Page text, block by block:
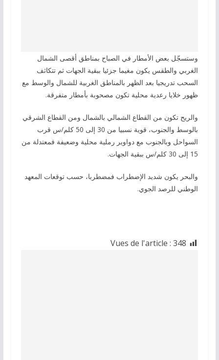
وستسجّل بعض الأمطار في الصباح بمناطق أقصى الشمال
الغربي والطقس يكون مغيما جزئيا ببقية الجهات ثم تتكاثف
السحب تدريجيا بعد الظهر بالمناطق الغربية للشمال والوسط مع
ظهور خلايا رعدية محلية تكون مصحوبة بأمطار متفرقة.
والريح تكون من القطاع الشمالي بالشمال ومن القطاع الشرقي
بالوسط والجنوب، قوية نسبيا من 30 إلى 50 كلم/س قرب
السواحل وبالجنوب مع دواوير رملية محلية وضعيفة فمعتدلة من
15 إلى 30 كلم/س ببقية الجهات.
والبحر يكون شديد الإضطراب فمضطربا، حسب توقعات المعهد
الوطني للرصد الجوي.
Vues de l'article : 348